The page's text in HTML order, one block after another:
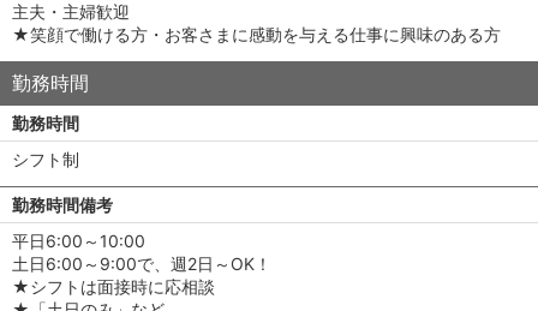
主夫・主婦歓迎
★笑顔で働ける方・お客さまに感動を与える仕事に興味のある方
勤務時間
勤務時間
シフト制
勤務時間備考
平日6:00～10:00
土日6:00～9:00で、週2日～OK！
★シフトは面接時に応相談